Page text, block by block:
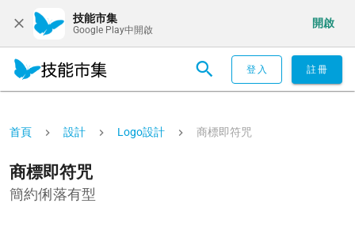
技能市集
Google Play中開啟
開啟
登入 註冊
首頁 設計 Logo設計 商標即符咒
商標即符咒
簡約俐落有型